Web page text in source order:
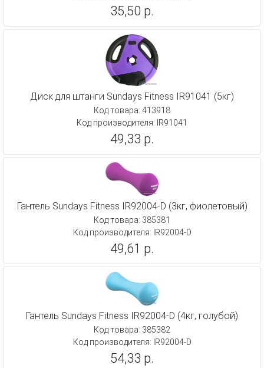
35,50 р.
Диск для штанги Sundays Fitness IR91041 (5кг)
Код товара: 413918
Код производителя: IR91041
49,33 р.
Гантель Sundays Fitness IR92004-D (3кг, фиолетовый)
Код товара: 385381
Код производителя: IR92004-D
49,61 р.
Гантель Sundays Fitness IR92004-D (4кг, голубой)
Код товара: 385382
Код производителя: IR92004-D
54,33 р.